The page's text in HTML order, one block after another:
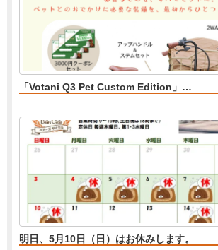
「Votani Q3 Pet Custom Edition」…
明日、5月10日（日）はお休みします。